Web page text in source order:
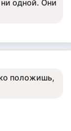
одной. Они
положишь,